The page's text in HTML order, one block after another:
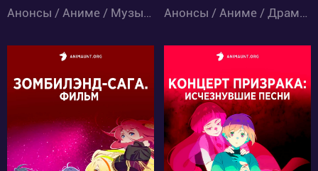
Анонсы / Аниме / Музыка / Повседневность / Школа Анонсы / Аниме / Драма / Музыка / Психология / Триллер / Фантастика
3976 8679